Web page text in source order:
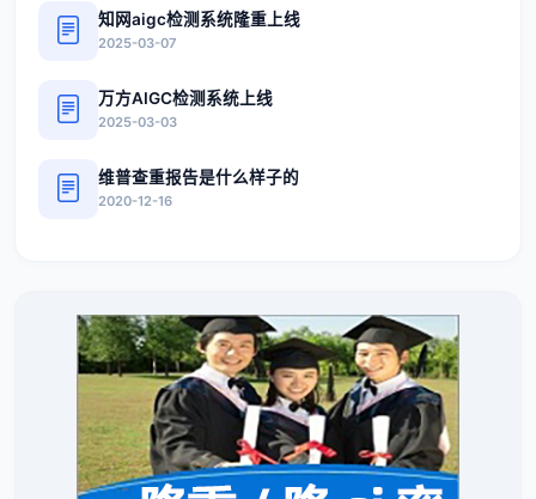
知网aigc检测系统隆重上线
2025-03-07
万方AIGC检测系统上线
2025-03-03
维普查重报告是什么样子的
2020-12-16